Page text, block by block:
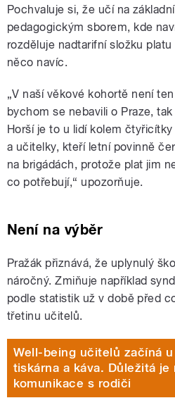
Pochvaluje si, že učí na
pedagogickým sborem, kde
rozděluje nadtarifní složku
něco navíc.
„V naší věkové kohortě není
bychom se nebavili o Praze,
Horší je to u lidí kolem
a učitelky, kteří letní povinně
na brigádách, protože plat jim
co potřebují,“ upozorňuje.
Není na výběr
Pražák přiznává, že uplynulý
náročný. Zmiňuje například
podle statistik už v době před
třetinu učitelů.
Well-being učitelů začíná
tiskárna a káva. Důležitá
komunikace s rodiči